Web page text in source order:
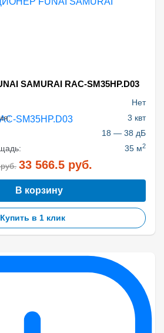
SAMURAI RAC-SM35HP.D03
Нет
3 квт
18 — 38 дБ
35 м2
33 566.5 руб.
В корзину
Купить в 1 клик